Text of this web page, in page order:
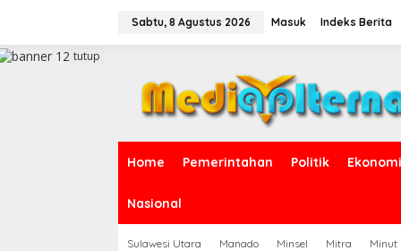
a
Sabtu, 8 Agustus 2026 Masuk Indeks Berita
Home Pemerintahan Politik
Nasional
Sulawesi Utara Manado Minsel Mitra Minut
tutup